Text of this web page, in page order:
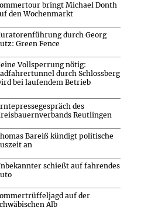
bringt Michael Donth
den Wochenmarkt
durch Georg
Green Fence
Vollsperrung nötig:
durch Schlossberg
bei laufendem Betrieb
des
Reutlingen
Bareiß kündigt politische
an
schießt auf fahrendes
auf der
Alb